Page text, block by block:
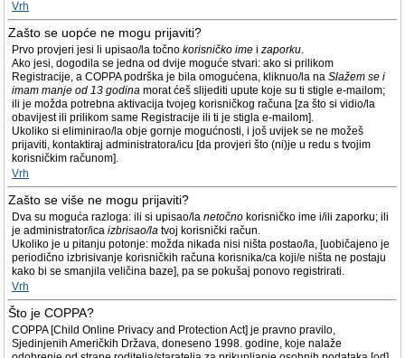
Vrh
Zašto se uopće ne mogu prijaviti?
Prvo provjeri jesi li upisao/la točno korisničko ime i zaporku.
Ako jesi, dogodila se jedna od dvije moguće stvari: ako si prilikom
Registracije, a COPPA podrška je bila omogućena, kliknuo/la na Slažem se i
imam manje od 13 godina morat ćeš slijediti upute koje su ti stigle e-mailom;
ili je možda potrebna aktivacija tvojeg korisničkog računa [za što si vidio/la
obavijest ili prilikom same Registracije ili ti je stigla e-mailom].
Ukoliko si eliminirao/la obje gornje mogućnosti, i još uvijek se ne možeš
prijaviti, kontaktiraj administratora/icu [da provjeri što (ni)je u redu s tvojim
korisničkim računom].
Vrh
Zašto se više ne mogu prijaviti?
Dva su moguća razloga: ili si upisao/la netočno korisničko ime i/ili zaporku; ili
je administrator/ica izbrisao/la tvoj korisnički račun.
Ukoliko je u pitanju potonje: možda nikada nisi ništa postao/la, [uobičajeno je
periodično izbrisivanje korisničkih računa korisnika/ca koji/e ništa ne postaju
kako bi se smanjila veličina baze], pa se pokušaj ponovo registrirati.
Vrh
Što je COPPA?
COPPA [Child Online Privacy and Protection Act] je pravno pravilo,
Sjedinjenih Američkih Država, doneseno 1998. godine, koje nalaže